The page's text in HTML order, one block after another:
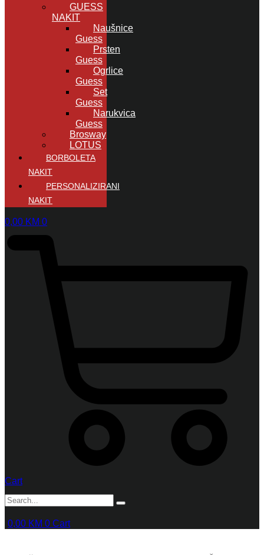
GUESS
NAKIT
Naušnice
Guess
Prsten
Guess
Ogrlice
Guess
Set
Guess
Narukvica
Guess
Brosway
LOTUS
BORBOLETA
NAKIT
PERSONALIZIRANI
NAKIT
0,00 KM 0
Cart
0,00 KM 0 Cart